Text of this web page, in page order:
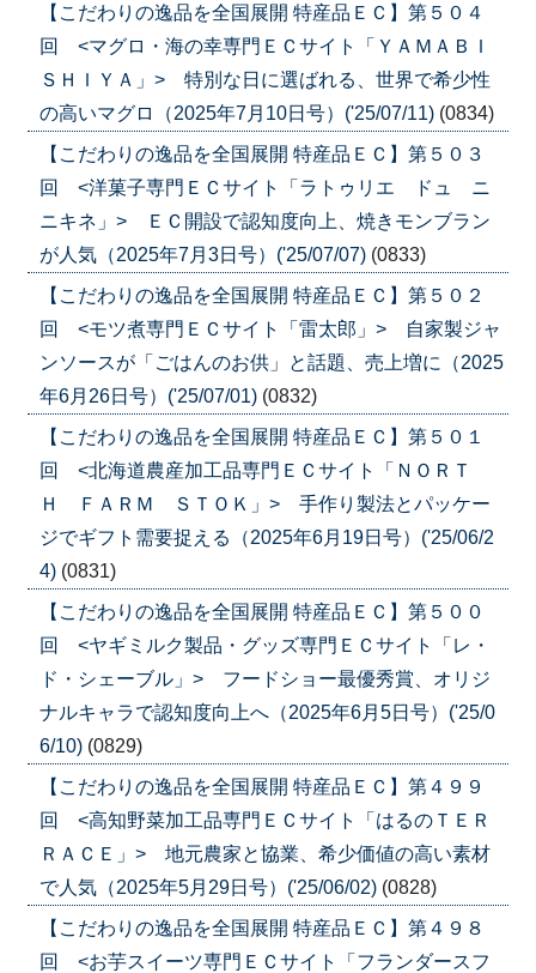
【こだわりの逸品を全国展開 特産品ＥＣ】第５０４
回 <マグロ・海の幸専門ＥＣサイト「ＹＡＭＡＢＩ
ＳＨＩＹＡ」> 特別な日に選ばれる、世界で希少性
の高いマグロ（2025年7月10日号）('25/07/11) (0834)
【こだわりの逸品を全国展開 特産品ＥＣ】第５０３
回 <洋菓子専門ＥＣサイト「ラトゥリエ ドュ ニ
ニキネ」> ＥＣ開設で認知度向上、焼きモンブラン
が人気（2025年7月3日号）('25/07/07) (0833)
【こだわりの逸品を全国展開 特産品ＥＣ】第５０２
回 <モツ煮専門ＥＣサイト「雷太郎」> 自家製ジャ
ンソースが「ごはんのお供」と話題、売上増に（2025
年6月26日号）('25/07/01) (0832)
【こだわりの逸品を全国展開 特産品ＥＣ】第５０１
回 <北海道農産加工品専門ＥＣサイト「ＮＯＲＴ
Ｈ ＦＡＲＭ ＳＴＯＫ」> 手作り製法とパッケー
ジでギフト需要捉える（2025年6月19日号）('25/06/2
4) (0831)
【こだわりの逸品を全国展開 特産品ＥＣ】第５００
回 <ヤギミルク製品・グッズ専門ＥＣサイト「レ・
ド・シェーブル」> フードショー最優秀賞、オリジ
ナルキャラで認知度向上へ（2025年6月5日号）('25/0
6/10) (0829)
【こだわりの逸品を全国展開 特産品ＥＣ】第４９９
回 <高知野菜加工品専門ＥＣサイト「はるのＴＥＲ
ＲＡＣＥ」> 地元農家と協業、希少価値の高い素材
で人気（2025年5月29日号）('25/06/02) (0828)
【こだわりの逸品を全国展開 特産品ＥＣ】第４９８
回 <お芋スイーツ専門ＥＣサイト「フランダースフ